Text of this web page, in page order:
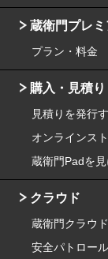
蔵衛門プレミ
プラン・料金
購入・見積り
見積りを発行
オンラインス
蔵衛門Padを見
クラウド
蔵衛門クラウ
安全パトロール